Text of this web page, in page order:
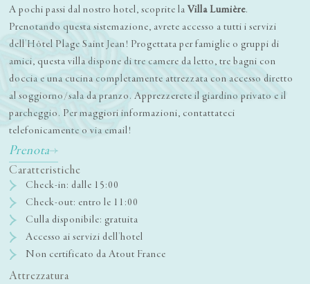
A pochi passi dal nostro hotel, scoprite la Villa Lumière.
Prenotando questa sistemazione, avrete accesso a tutti i servizi
dell'Hôtel Plage Saint Jean! Progettata per famiglie o gruppi di
amici, questa villa dispone di tre camere da letto, tre bagni con
doccia e una cucina completamente attrezzata con accesso diretto
al soggiorno/sala da pranzo. Apprezzerete il giardino privato e il
parcheggio. Per maggiori informazioni, contattateci
telefonicamente o via email!
Prenota
Caratteristiche
Check-in: dalle 15:00
Check-out: entro le 11:00
Culla disponibile: gratuita
Accesso ai servizi dell'hotel
Non certificato da Atout France
Attrezzatura